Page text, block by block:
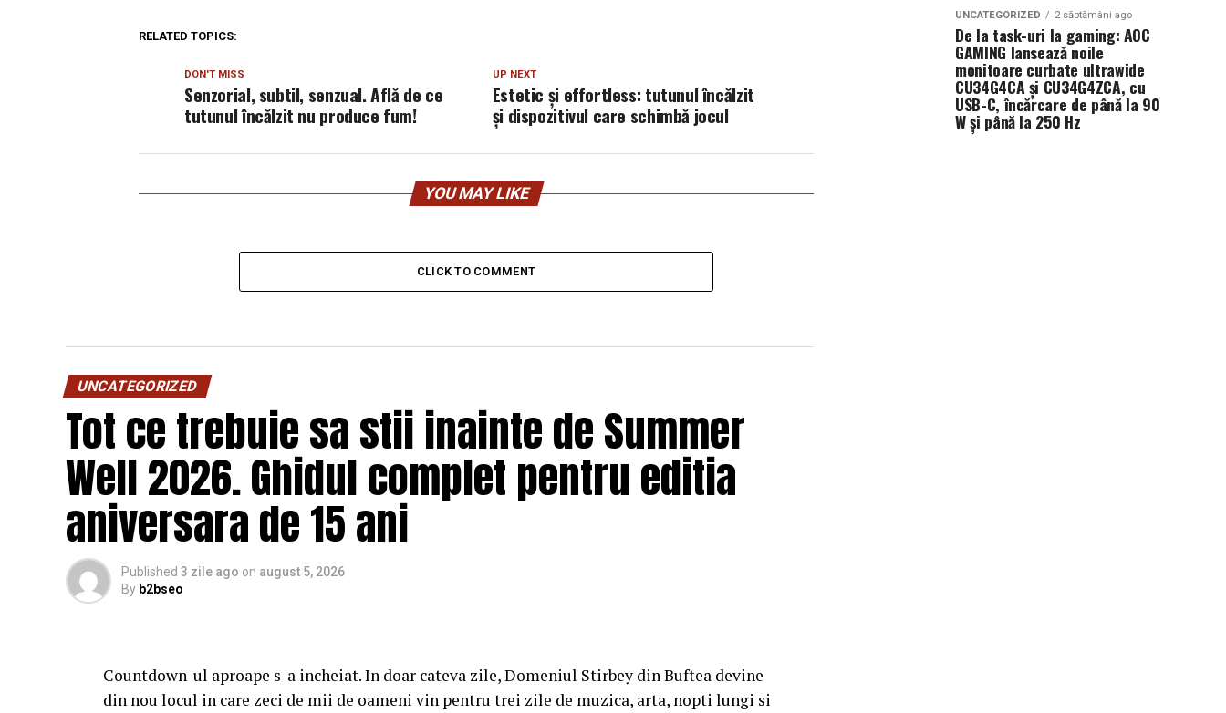
RELATED TOPICS:
UP NEXT
Estetic și effortless: tutunul încălzit
și dispozitivul care schimbă jocul
DON'T MISS
Senzorial, subtil, senzual. Află de ce
tutunul încălzit nu produce fum!
YOU MAY LIKE
CLICK TO COMMENT
UNCATEGORIZED
Tot ce trebuie sa stii inainte de Summer
Well 2026. Ghidul complet pentru editia
aniversara de 15 ani
Published 3 zile ago on august 5, 2026
By b2bseo
Countdown-ul aproape s-a incheiat. In doar cateva zile, Domeniul Stirbey din Buftea devine
din nou locul in care zeci de mii de oameni vin pentru trei zile de muzica, arta, nopti lungi si
UNCATEGORIZED 2 săptămâni ago
De la task-uri la gaming: AOC
GAMING lansează noile
monitoare curbate ultrawide
CU34G4CA și CU34G4ZCA, cu
USB-C, încărcare de până la 90
W și până la 250 Hz